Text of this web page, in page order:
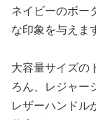
ネイビーのボー
な印象を与えま
大容量サイズの
ろん、レジャー
レザーハンドル